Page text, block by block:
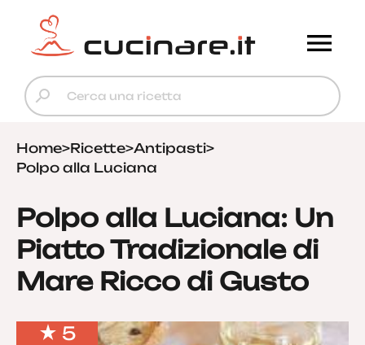
Home>Ricette>Antipasti>
Polpo alla Luciana
Polpo alla Luciana: Un
Piatto Tradizionale di
Mare Ricco di Gusto
5